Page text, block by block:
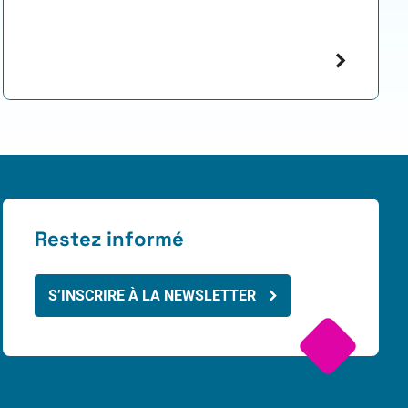
Restez informé
S’INSCRIRE À LA NEWSLETTER